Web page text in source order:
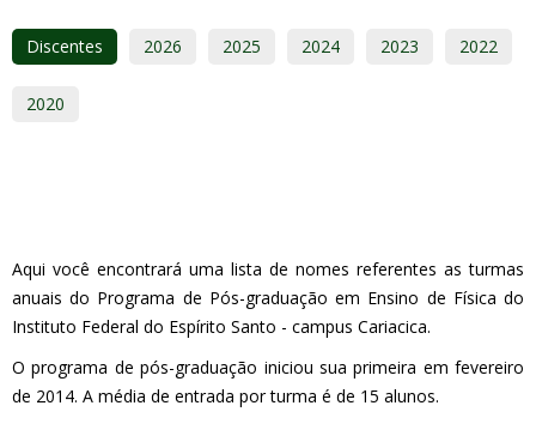
Discentes 2026 2025 2024 2023 2022
2020
Aqui você encontrará uma lista de nomes referentes as turmas
anuais do Programa de Pós-graduação em Ensino de Física do
Instituto Federal do Espírito Santo - campus Cariacica.
O programa de pós-graduação iniciou sua primeira em fevereiro
de 2014. A média de entrada por turma é de 15 alunos.